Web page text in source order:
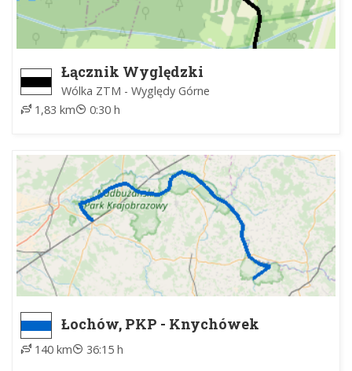
Łącznik Wyględzki
Wólka ZTM - Wyględy Górne
1,83 km
0:30 h
Łochów, PKP - Knychówek
140 km 36:15 h